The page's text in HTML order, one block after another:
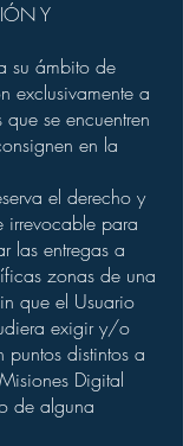
Y
su ámbito de
exclusivamente a
se encuentren
en la
el derecho y
irrevocable para
las entregas a
zonas de una
que el Usuario
exigir y/o
puntos distintos a
Digital
de alguna